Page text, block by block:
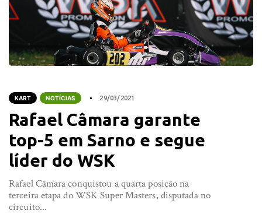
KART NOTÍCIAS 29/03/2021
Rafael Câmara garante
top-5 em Sarno e segue
líder do WSK
Rafael Câmara conquistou a quarta posição na
terceira etapa do WSK Super Masters, disputada no
circuito...